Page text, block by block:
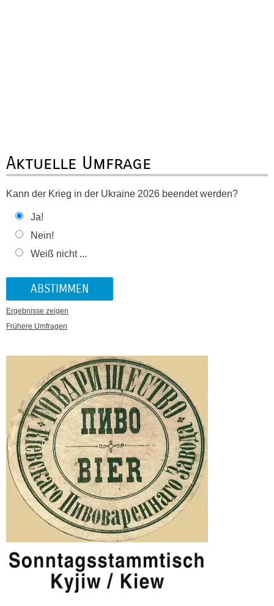
Aktuelle Umfrage
Kann der Krieg in der Ukraine 2026 beendet werden?
Ja!
Nein!
Weiß nicht ...
Ergebnisse zeigen
Frühere Umfragen